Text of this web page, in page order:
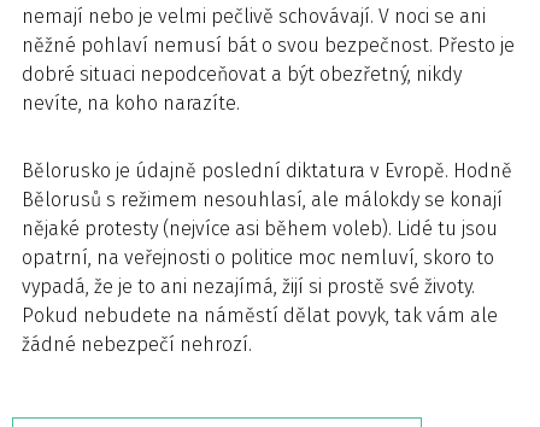
nemají nebo je velmi pečlivě schovávají. V noci se ani
něžné pohlaví nemusí bát o svou bezpečnost. Přesto je
dobré situaci nepodceňovat a být obezřetný, nikdy
nevíte, na koho narazíte.
Bělorusko je údajně poslední diktatura v Evropě. Hodně
Bělorusů s režimem nesouhlasí, ale málokdy se konají
nějaké protesty (nejvíce asi během voleb). Lidé tu jsou
opatrní, na veřejnosti o politice moc nemluví, skoro to
vypadá, že je to ani nezajímá, žijí si prostě své životy.
Pokud nebudete na náměstí dělat povyk, tak vám ale
žádné nebezpečí nehrozí.